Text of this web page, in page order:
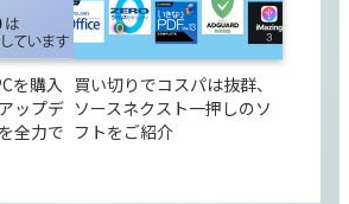
を購入
ップデ
全力で
買い切りでコスパは抜群、
ソースネクスト一押しのソ
フトをご紹介